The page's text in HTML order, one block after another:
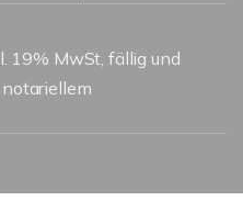
19% MwSt, fällig und